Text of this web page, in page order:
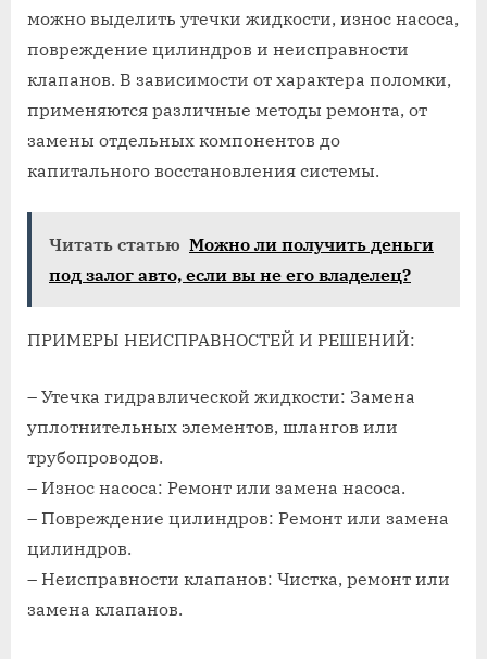
можно выделить утечки жидкости, износ насоса,
повреждение цилиндров и неисправности
клапанов. В зависимости от характера поломки,
применяются различные методы ремонта, от
замены отдельных компонентов до
капитального восстановления системы.
Читать статью Можно ли получить деньги
под залог авто, если вы не его владелец?
ПРИМЕРЫ НЕИСПРАВНОСТЕЙ И РЕШЕНИЙ:
– Утечка гидравлической жидкости: Замена
уплотнительных элементов, шлангов или
трубопроводов.
– Износ насоса: Ремонт или замена насоса.
– Повреждение цилиндров: Ремонт или замена
цилиндров.
– Неисправности клапанов: Чистка, ремонт или
замена клапанов.